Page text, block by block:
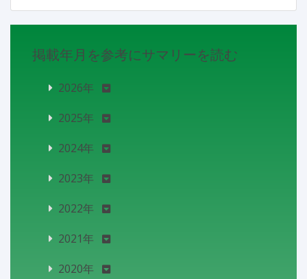
掲載年月を参考にサマリーを読む
2026年
2025年
2024年
2023年
2022年
2021年
2020年